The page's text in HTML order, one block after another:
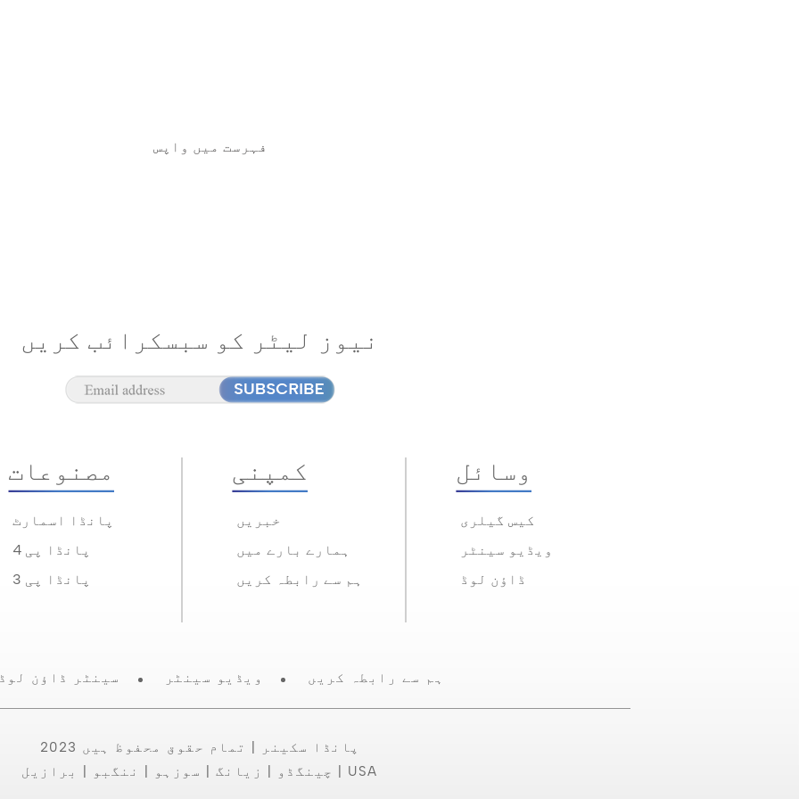
فہرست میں واپس
نیوز لیٹر کو سبسکرائب کریں
مصنوعات
پانڈا اسمارٹ
پانڈا پی 4
پانڈا پی 3
کمپنی
خبریں
ہمارے بارے میں
ہم سے رابطہ کریں
وسائل
کیس گیلری
ویڈیو سینٹر
ڈاؤن لوڈ
سینٹر ڈاؤن ویڈیو سینٹر ہم سے رابطہ کریں
2023 پانڈا سکینر | تمام حقوق محفوظ ہیں
چینگڈو | زیانگ | سوزہو | ننگبو | برازیل | USA